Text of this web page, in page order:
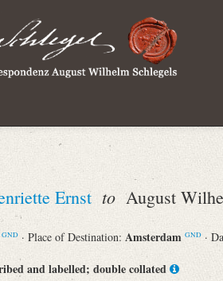
Ernst to August
GND · Place of Destination: Amsterdam GND ·
and labelled; double collated